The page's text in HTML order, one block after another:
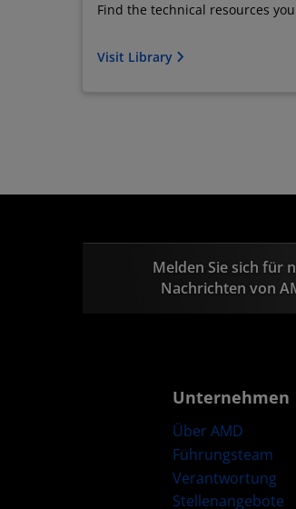
Find the technical resources
Visit Library
Melden Sie sich für
Nachrichten von
Unternehmen
Über AMD
Führungsteam
Verantwortung
Stellenangebote